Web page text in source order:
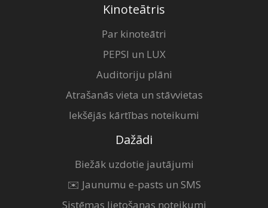
Kinoteātris
Par kinoteātri
PEPSI un LUX
Auditoriju plāni
Atrašanās vieta un stāvvietas
Iekšējās kārtības noteikumi
Dažādi
Biežāk uzdotie jautājumi
✉️ Jaunumu e-pasts un SMS
Sistēmas lietošanas noteikumi